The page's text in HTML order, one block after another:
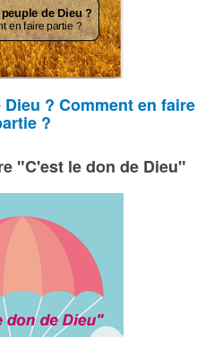
? Comment en faire
?
"C'est le don de Dieu"